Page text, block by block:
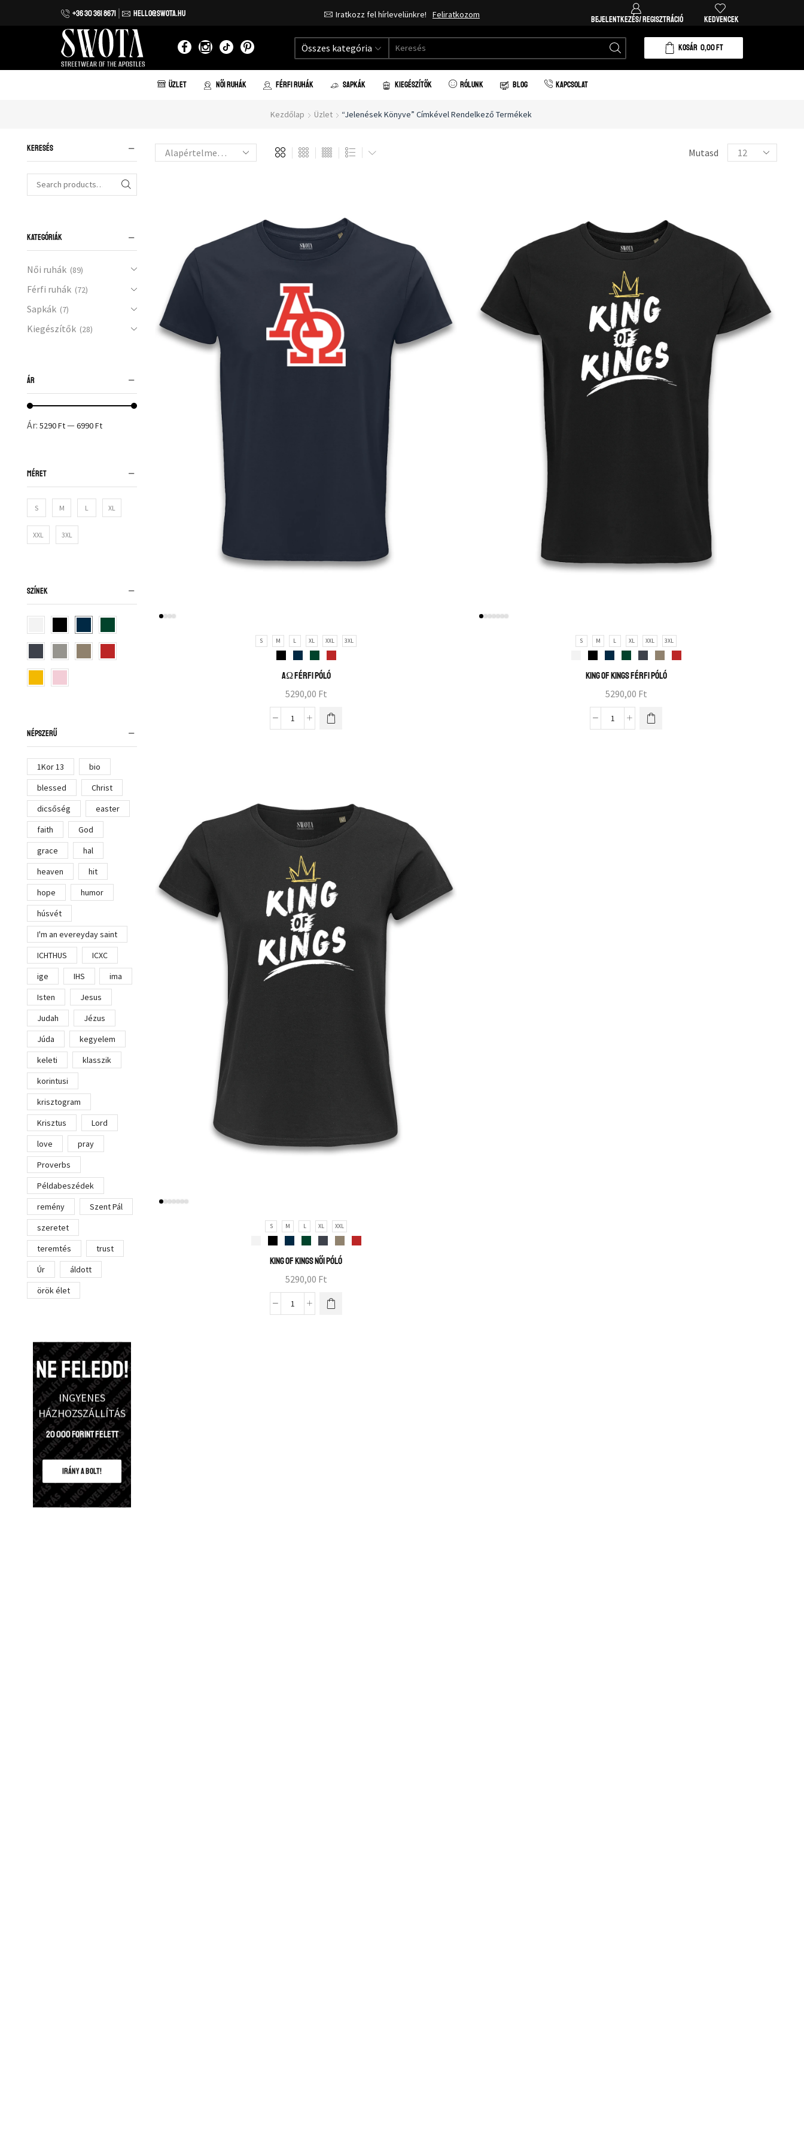
+36 30 361 8671 HELLO@SWOTA.HU
házhozszállítás 20.000 forint vásárlás felett! Iratkozz fel hírlevelünkre! Feliratkozom Ingyenes házhozszállítás 20.000 forint
BEJELENTKEZÉS/ REGISZTRÁCIÓ KEDVENCEK
Összes kategória KOSÁR 0,00FT
ÜZLET NŐI RUHÁK FÉRFI RUHÁK SAPKÁK KIEGÉSZÍTŐK RÓLUNK BLOG KAPCSOLAT
Kezdőlap Üzlet “Jelenések Könyve” Címkével Rendelkező Termékek
Mutasd
S M L XL XXL 3XL
AΩ férfi póló
5290,00 Ft
S M L XL XXL 3XL
King of Kings férfi póló
5290,00 Ft
S M L XL XXL
King of Kings női póló
5290,00 Ft
KERESÉS
KATEGÓRIÁK
Női ruhák (89)
Férfi ruhák (72)
Sapkák (7)
Kiegészítők (28)
ÁR
Ár: 5290 Ft— 6990 Ft
MÉRET
S M L XL
XXL 3XL
SZÍNEK
NÉPSZERŰ
1Kor 13
bio
blessed
Christ
dicsőség
easter
faith
God
grace
hal
heaven
hit
hope
humor
húsvét
I'm an evereyday saint
ICHTHUS
ICXC
ige
IHS
ima
Isten
Jesus
Judah
Jézus
Júda
kegyelem
keleti
klasszik
korintusi
krisztogram
Krisztus
Lord
love
pray
Proverbs
Példabeszédek
remény
Szent Pál
szeretet
teremtés
trust
Úr
áldott
örök élet
NE FELEDD!
INGYENES
HÁZHOZSZÁLLÍTÁS
20 000 Forint felett
IRÁNY A BOLT!